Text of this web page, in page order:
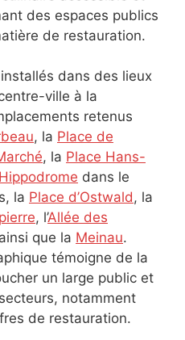
des espaces publics
de restauration.
dans des lieux
ville à la
retenus
, la Place de
, la Place Hans-
dans le
la Place d’Ostwald, la
, l’Allée des
que la Meinau.
témoigne de la
un large public et
notamment
de restauration.